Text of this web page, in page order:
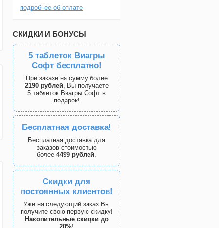
подробнее об оплате
СКИДКИ И БОНУСЫ
5 таблеток Виагры
Софт бесплатно!
При заказе на сумму более
2190 рублей, Вы получаете
5 таблеток Виагры Софт в
подарок!
Бесплатная доставка!
Бесплатная доставка для
заказов стоимостью
более 4499 рублей.
Скидки для
постоянных клиентов!
Уже на следующий заказ Вы
получите свою первую скидку!
Накопительные скидки до
20%!